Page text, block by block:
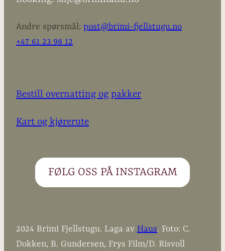
Andre spørsmål: post@brimi-fjellstugu.no
+47 61 23 98 12
Bestill overnatting og pakker
Kart og kjørerute
FØLG OSS PÅ INSTAGRAM
2024 Brimi Fjellstugu. Laga av Haus. Foto: C.
Dokken, B. Gundersen, Frys Film/D. Risvoll